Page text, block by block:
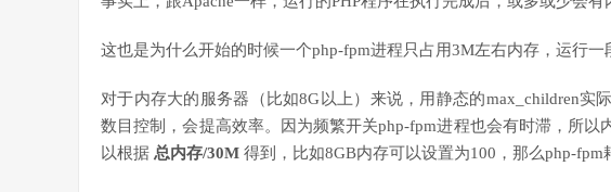
这也是为什么开始的时候一个php-fpm进程只占用3M左右内存，运行一
对于内存大的服务器（比如8G以上）来说，用静态的max_children实
数目控制，会提高效率。因为频繁开关php-fpm进程也会有时滞，所
以根据 总内存/30M 得到，比如8GB内存可以设置为100，那么php-fpm